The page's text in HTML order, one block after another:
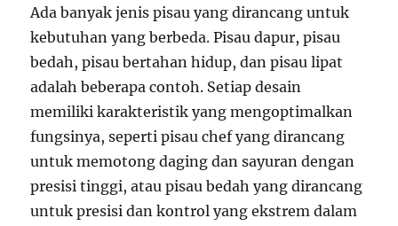
Ada banyak jenis pisau yang dirancang untuk
kebutuhan yang berbeda. Pisau dapur, pisau
bedah, pisau bertahan hidup, dan pisau lipat
adalah beberapa contoh. Setiap desain
memiliki karakteristik yang mengoptimalkan
fungsinya, seperti pisau chef yang dirancang
untuk memotong daging dan sayuran dengan
presisi tinggi, atau pisau bedah yang dirancang
untuk presisi dan kontrol yang ekstrem dalam